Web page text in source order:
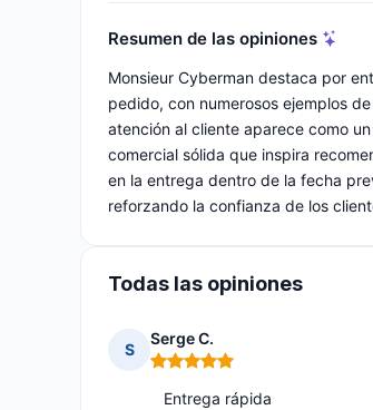
Resumen de las opiniones
Monsieur Cyberman destaca por
pedido, con numerosos ejemplos
atención al cliente aparece como
comercial sólida que inspira
en la entrega dentro de la fecha
reforzando la confianza de los
Todas las opiniones
S
Serge C.
Nota: 5 de 5
Entrega rápida